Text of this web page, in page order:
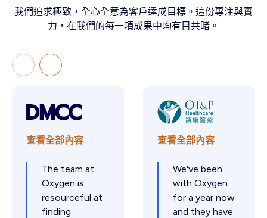
我們追求極致，全心全意為客戶達成目標。這份專注與實
力，在我們的每一項成果中均有目共睹。
查看全部內容
The team at
Oxygen is
resourceful at
finding
查看全部內容
We've been
with Oxygen
for a year now
and they have